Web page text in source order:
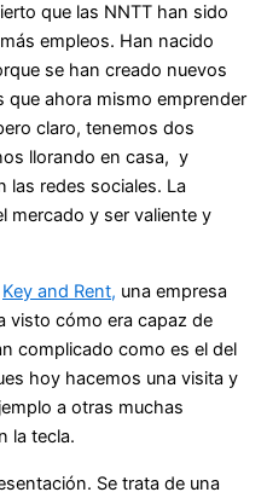
que las NNTT han sido
empleos. Han nacido
se han creado nuevos
que ahora mismo emprender
claro, tenemos dos
llorando en casa, y
las redes sociales. La
mercado y ser valiente y
Key and Rent, una empresa
visto cómo era capaz de
complicado como es el del
hoy hacemos una visita y
a otras muchas
la tecla.
Se trata de una